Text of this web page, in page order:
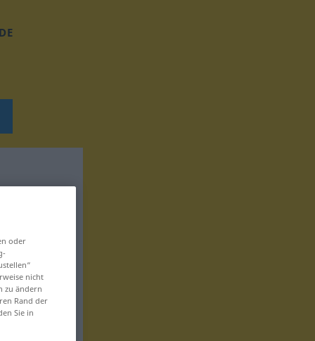
oder
nicht
zu ändern
Rand der
Sie in